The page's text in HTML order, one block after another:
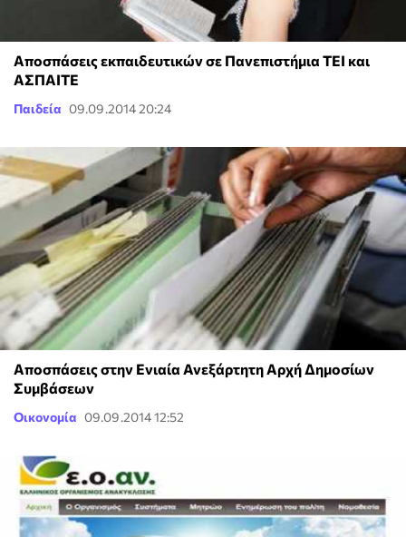
Αποσπάσεις εκπαιδευτικών σε Πανεπιστήμια ΤΕΙ και
ΑΣΠΑΙΤΕ
Παιδεία 09.09.2014 20:24
Αποσπάσεις στην Ενιαία Ανεξάρτητη Αρχή Δημοσίων
Συμβάσεων
Οικονομία 09.09.2014 12:52